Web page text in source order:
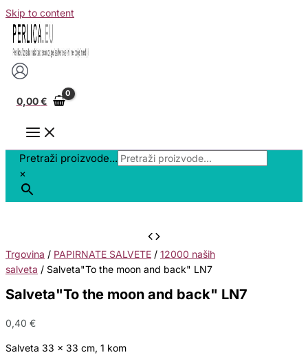
Skip to content
0,00€
Pretraži proizvode...
×
Trgovina / PAPIRNATE SALVETE / 12000 naših
salveta / Salveta"To the moon and back" LN7
Salveta"To the moon and back" LN7
0,40 €
Salveta 33 x 33 cm, 1 kom